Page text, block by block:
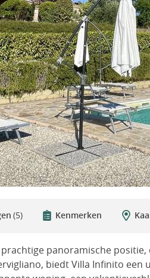
(5) Kenmerken
prachtige panoramische
biedt Villa Infinito een